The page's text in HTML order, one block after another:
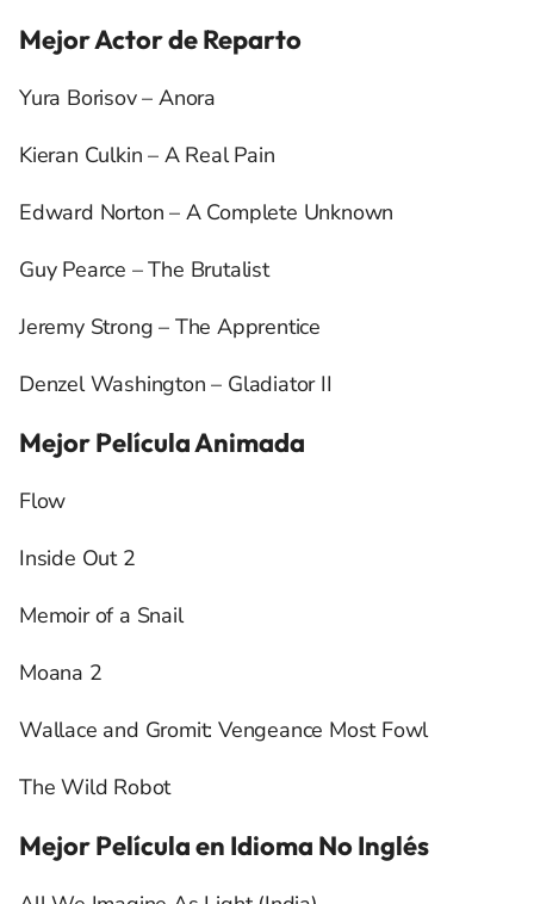
Mejor Actor de Reparto
Yura Borisov – Anora
Kieran Culkin – A Real Pain
Edward Norton – A Complete Unknown
Guy Pearce – The Brutalist
Jeremy Strong – The Apprentice
Denzel Washington – Gladiator II
Mejor Película Animada
Flow
Inside Out 2
Memoir of a Snail
Moana 2
Wallace and Gromit: Vengeance Most Fowl
The Wild Robot
Mejor Película en Idioma No Inglés